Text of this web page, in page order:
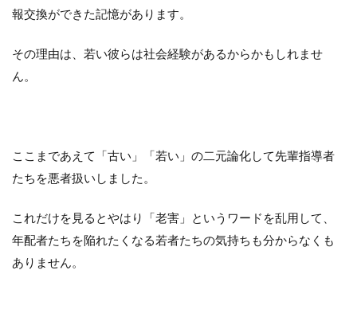
報交換ができた記憶があります。
その理由は、若い彼らは社会経験があるからかもしれませ
ん。
ここまであえて「古い」「若い」の二元論化して先輩指導者
たちを悪者扱いしました。
これだけを見るとやはり「老害」というワードを乱用して、
年配者たちを陥れたくなる若者たちの気持ちも分からなくも
ありません。